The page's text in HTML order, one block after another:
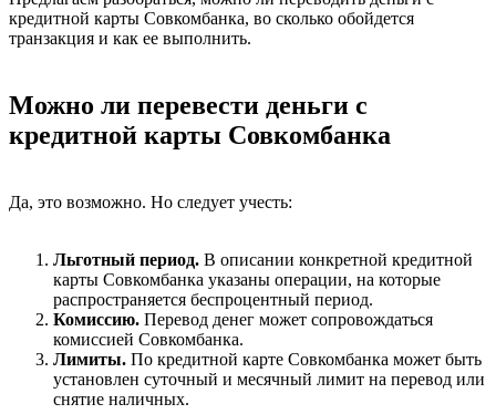
кредитной карты Совкомбанка, во сколько обойдется
транзакция и как ее выполнить.
Можно ли перевести деньги с
кредитной карты Совкомбанка
Да, это возможно. Но следует учесть:
Льготный период. В описании конкретной кредитной
карты Совкомбанка указаны операции, на которые
распространяется беспроцентный период.
Комиссию. Перевод денег может сопровождаться
комиссией Совкомбанка.
Лимиты. По кредитной карте Совкомбанка может быть
установлен суточный и месячный лимит на перевод или
снятие наличных.